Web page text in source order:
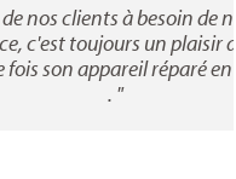
de nos services
plaisir de voir sa
en 15 minutes